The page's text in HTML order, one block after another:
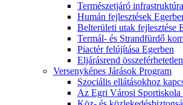
Természetjáró
Humán fejlesztések
Belterületi utak fejlesztése
Termál- és Strandfürdő
Piactér felújítása Egerben
Eljárásrend
Versenyképes Járások Program
Szociális ellátásokhoz
Az Egri Városi Sportiskola